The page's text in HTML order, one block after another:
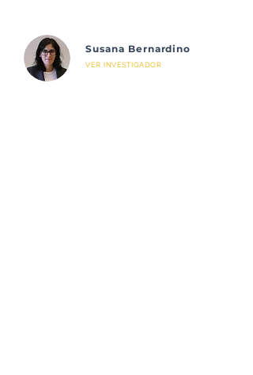
Susana Bernardino
VER INVESTIGADOR